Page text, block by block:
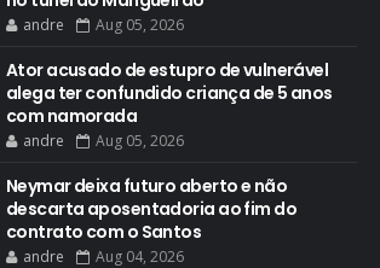
andre Aug 05, 2026
Ator acusado de estupro de vulnerável
alega ter confundido criança de 5 anos
com namorada
andre Aug 05, 2026
Neymar deixa futuro aberto e não
descarta aposentadoria ao fim do
contrato com o Santos
andre Aug 04, 2026